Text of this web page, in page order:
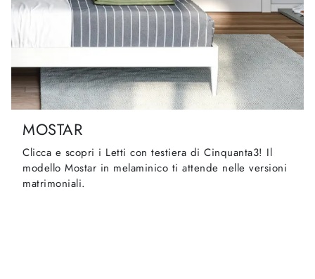
MOSTAR
Clicca e scopri i Letti con testiera di Cinquanta3! Il
modello Mostar in melaminico ti attende nelle versioni
matrimoniali.